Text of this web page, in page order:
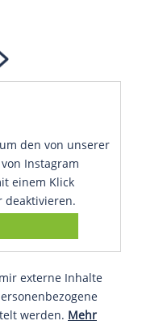
den von unserer
Instagram
einem Klick
deaktivieren.
externe Inhalte
werden. Mehr